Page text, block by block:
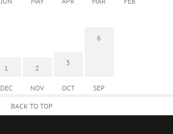
1
DEC
2
NOV
3
OCT
6
SEP
BACK TO TOP